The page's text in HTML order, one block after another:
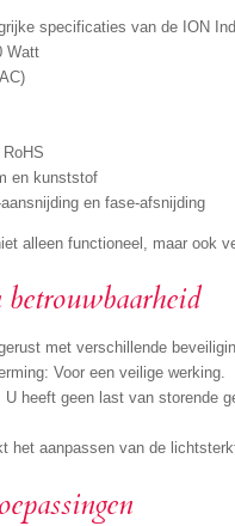
specificaties van de ION
Watt
en kunststof
en fase-afsnijding
alleen functioneel, maar ook
met verschillende
Voor een veilige werking.
heeft geen last van storende
het aanpassen van de